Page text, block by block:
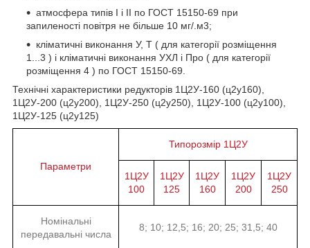
атмосфера типів I і II по ГОСТ 15150-69 при
запиленості повітря не більше 10 мг/.м3;
кліматичні виконання У, Т ( для категорії розміщення
1...3 ) і кліматичні виконання УХЛ і Про ( для категорії
розміщення 4 ) по ГОСТ 15150-69.
Технічні характеристики редукторів 1Ц2У-160 (ц2у160),
1Ц2У-200 (ц2у200), 1Ц2У-250 (ц2у250), 1Ц2У-100 (ц2у100),
1Ц2У-125 (ц2у125)
Параметри
Типорозмір 1Ц2У
1Ц2У
100
1Ц2У
125
1Ц2У
160
1Ц2У
200
1Ц2У
250
Номінальні
передавальні числа
8; 10; 12,5; 16; 20; 25; 31,5; 40